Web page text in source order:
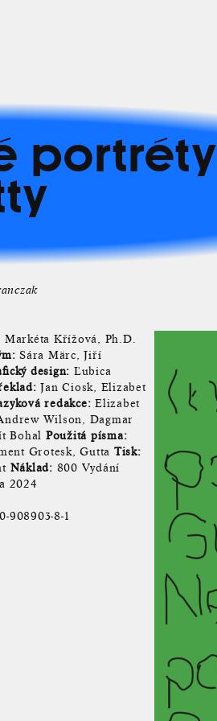
portréty
Křížová, Ph.D.
Sára Märc, Jiří
design: Ľubica
Jan Ciosk, Elizabet
redakce: Elizabet
Wilson, Dagmar
Bohal Použitá písma:
Grotesk, Gutta Tisk:
Náklad: 800 Vydání
2024
908903-8-1